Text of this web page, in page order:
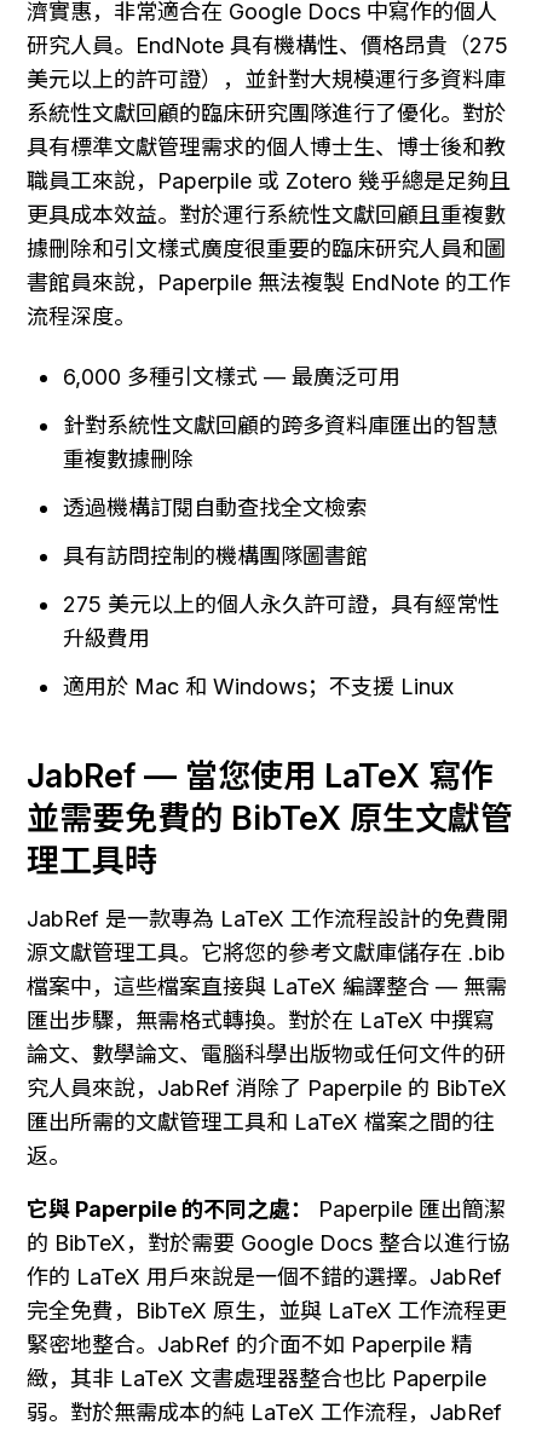
濟實惠，非常適合在 Google Docs 中寫作的個人
研究人員。EndNote 具有機構性、價格昂貴（275
美元以上的許可證），並針對大規模運行多資料庫
系統性文獻回顧的臨床研究團隊進行了優化。對於
具有標準文獻管理需求的個人博士生、博士後和教
職員工來說，Paperpile 或 Zotero 幾乎總是足夠且
更具成本效益。對於運行系統性文獻回顧且重複數
據刪除和引文樣式廣度很重要的臨床研究人員和圖
書館員來說，Paperpile 無法複製 EndNote 的工作
流程深度。
6,000 多種引文樣式 — 最廣泛可用
針對系統性文獻回顧的跨多資料庫匯出的智慧
重複數據刪除
透過機構訂閱自動查找全文檢索
具有訪問控制的機構團隊圖書館
275 美元以上的個人永久許可證，具有經常性
升級費用
適用於 Mac 和 Windows；不支援 Linux
JabRef — 當您使用 LaTeX 寫作
並需要免費的 BibTeX 原生文獻管
理工具時
JabRef 是一款專為 LaTeX 工作流程設計的免費開
源文獻管理工具。它將您的參考文獻庫儲存在 .bib
檔案中，這些檔案直接與 LaTeX 編譯整合 — 無需
匯出步驟，無需格式轉換。對於在 LaTeX 中撰寫
論文、數學論文、電腦科學出版物或任何文件的研
究人員來說，JabRef 消除了 Paperpile 的 BibTeX
匯出所需的文獻管理工具和 LaTeX 檔案之間的往
返。
它與 Paperpile 的不同之處：
Paperpile 匯出簡潔
的 BibTeX，對於需要 Google Docs 整合以進行協
作的 LaTeX 用戶來說是一個不錯的選擇。JabRef
完全免費，BibTeX 原生，並與 LaTeX 工作流程更
緊密地整合。JabRef 的介面不如 Paperpile 精
緻，其非 LaTeX 文書處理器整合也比 Paperpile
弱。對於無需成本的純 LaTeX 工作流程，JabRef